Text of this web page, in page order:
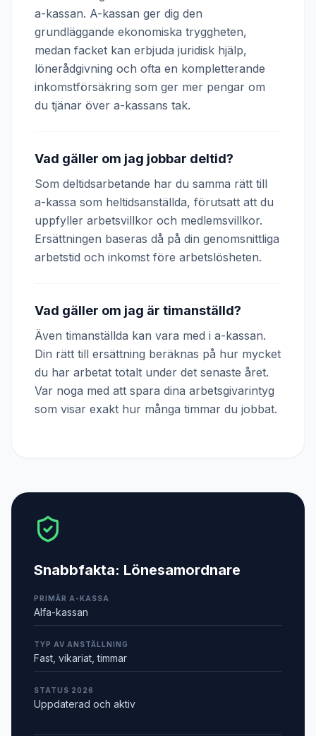
a-kassan. A-kassan ger dig den
grundläggande ekonomiska tryggheten,
medan facket kan erbjuda juridisk hjälp,
lönerådgivning och ofta en kompletterande
inkomstförsäkring som ger mer pengar om
du tjänar över a-kassans tak.
Vad gäller om jag jobbar deltid?
Som deltidsarbetande har du samma rätt till
a-kassa som heltidsanställda, förutsatt att du
uppfyller arbetsvillkor och medlemsvillkor.
Ersättningen baseras då på din genomsnittliga
arbetstid och inkomst före arbetslösheten.
Vad gäller om jag är timanställd?
Även timanställda kan vara med i a-kassan.
Din rätt till ersättning beräknas på hur mycket
du har arbetat totalt under det senaste året.
Var noga med att spara dina arbetsgivarintyg
som visar exakt hur många timmar du jobbat.
Snabbfakta: Lönesamordnare
PRIMÄR A-KASSA
Alfa-kassan
TYP AV ANSTÄLLNING
Fast, vikariat, timmar
STATUS 2026
Uppdaterad och aktiv